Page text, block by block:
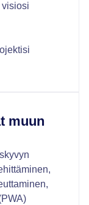
visiosi
muun